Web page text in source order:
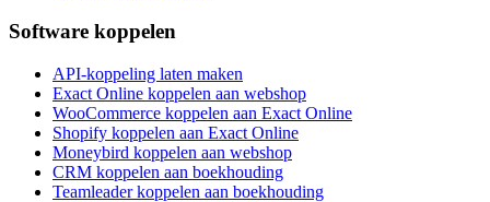
Software koppelen
API-koppeling laten maken
Exact Online koppelen aan webshop
WooCommerce koppelen aan Exact Online
Shopify koppelen aan Exact Online
Moneybird koppelen aan webshop
CRM koppelen aan boekhouding
Teamleader koppelen aan boekhouding